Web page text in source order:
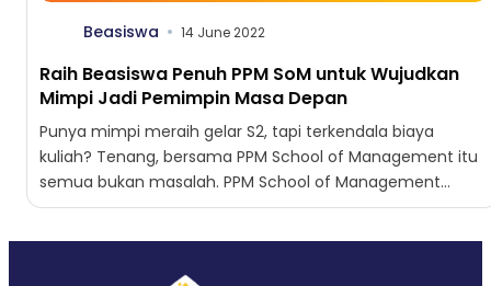
Beasiswa 14 June 2022
Raih Beasiswa Penuh PPM SoM untuk Wujudkan
Mimpi Jadi Pemimpin Masa Depan
Punya mimpi meraih gelar S2, tapi terkendala biaya
kuliah? Tenang, bersama PPM School of Management itu
semua bukan masalah. PPM School of Management
tahun ini...